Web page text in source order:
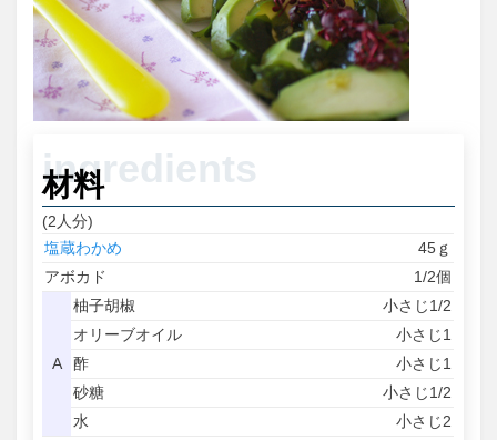
材料
(2人分)
塩蔵わかめ
45ｇ
アボカド
1/2個
A
柚子胡椒
小さじ1/2
オリーブオイル
小さじ1
酢
小さじ1
砂糖
小さじ1/2
水
小さじ2